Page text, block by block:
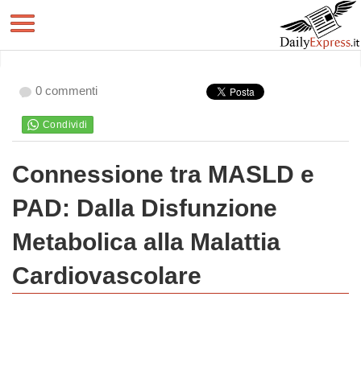
0 commenti
Connessione tra MASLD e
PAD: Dalla Disfunzione
Metabolica alla Malattia
Cardiovascolare